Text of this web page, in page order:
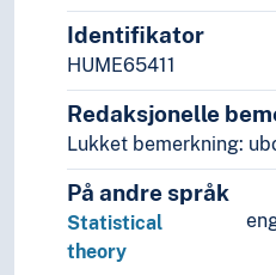
Statistisk
Statistisk teori
Strukturell
Stokastiske
Usikkerhet
Statsvitenskap
Teori og metode
Språk
Identifikator
HUME65411
Redaksjonelle
Lukket bemerkning:
På andre språk
Statistical
theory